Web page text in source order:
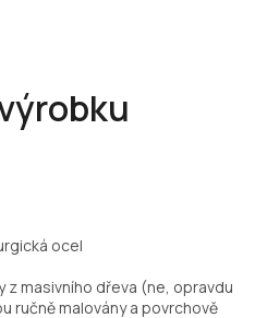
ocel
z masivního dřeva (ne, opravdu
ručně malovány a povrchově